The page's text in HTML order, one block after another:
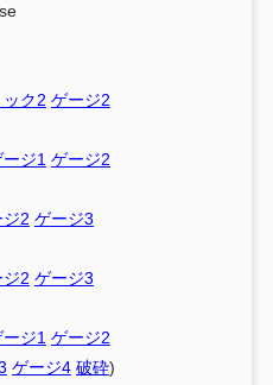
ック2 ゲージ2
ジ1 ゲージ2
2 ゲージ3
2 ゲージ3
ジ1 ゲージ2
ゲージ4 破砕)